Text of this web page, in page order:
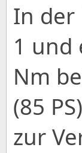
In der
1 und
Nm
(85
zur